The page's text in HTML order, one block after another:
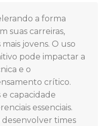
a forma
suas carreiras,
jovens. O uso
pode impactar a
e o
crítico.
e capacidade
essenciais.
desenvolver times